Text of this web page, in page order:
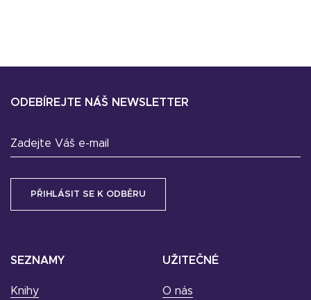
SEZNAMY
Knihy
UŽITEČNÉ
O nás
ODEBÍREJTE NÁŠ NEWSLETTER
Zadejte Váš e-mail